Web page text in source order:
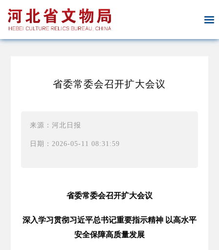
省委常委会召开扩大会议
来源：河北日报
日期：2026-05-11 08:31:59
省委常委会召开扩大会议
深入学习贯彻习近平总书记重要指示精神 以高水平
安全保障高质量发展